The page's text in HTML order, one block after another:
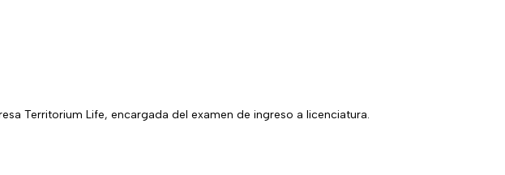
Territorium Life, encargada del examen de ingreso a licenciatura.